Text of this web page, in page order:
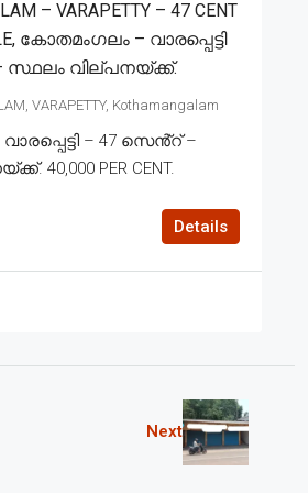
– VARAPETTY – 47 CENT
കോതമംഗലം – വാരപ്പെട്ടി
സ്ഥലം വില്പനയ്ക്ക്.
VARAPETTY, Kothamangalam
– 47 സെൻ്റ് –
40,000 PER CENT.
Details
Next